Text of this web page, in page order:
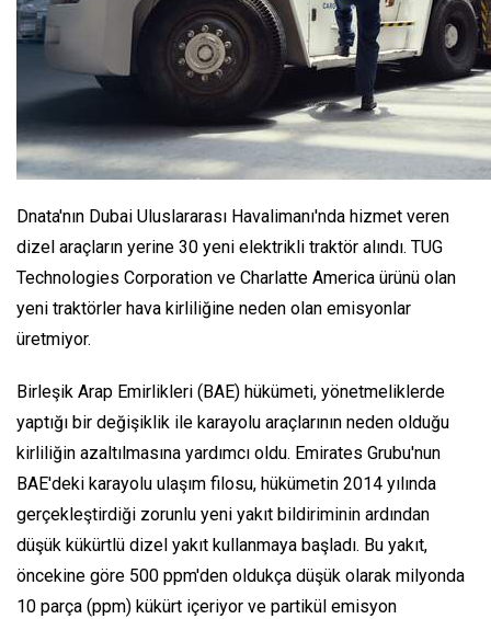
Dnata'nın Dubai Uluslararası Havalimanı'nda hizmet veren
dizel araçların yerine 30 yeni elektrikli traktör alındı. TUG
Technologies Corporation ve Charlatte America ürünü olan
yeni traktörler hava kirliliğine neden olan emisyonlar
üretmiyor.
Birleşik Arap Emirlikleri (BAE) hükümeti, yönetmeliklerde
yaptığı bir değişiklik ile karayolu araçlarının neden olduğu
kirliliğin azaltılmasına yardımcı oldu. Emirates Grubu'nun
BAE'deki karayolu ulaşım filosu, hükümetin 2014 yılında
gerçekleştirdiği zorunlu yeni yakıt bildiriminin ardından
düşük kükürtlü dizel yakıt kullanmaya başladı. Bu yakıt,
öncekine göre 500 ppm'den oldukça düşük olarak milyonda
10 parça (ppm) kükürt içeriyor ve partikül emisyon